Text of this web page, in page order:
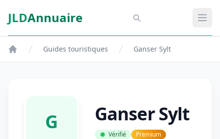
Aspect SDM
JLDAnnuaire
Guides touristiques Ganser Sylt
G Ganser Sylt
Vérifié Premium